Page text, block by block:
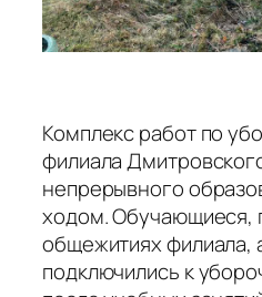
Комплекс работ по
филиала
непрерывного
ходом. Обучающиеся,
общежитиях филиала,
подключились к